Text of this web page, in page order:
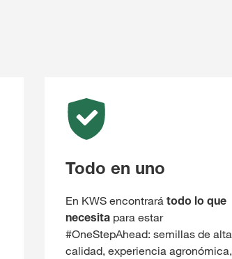
Todo en uno
En KWS encontrará todo lo que
necesitapara estar
#OneStepAhead: semillas de alta
calidad, experiencia agronómica,